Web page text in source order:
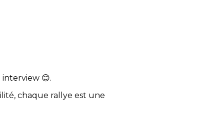
😊.
chaque rallye est une